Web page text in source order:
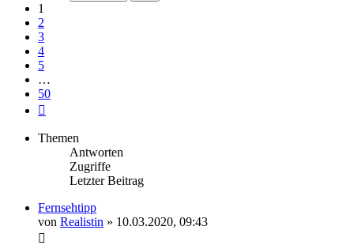
1
2
3
4
5
…
50
Themen
Antworten
Zugriffe
Letzter Beitrag
Fernsehtipp
von Realistin » 10.03.2020, 09:43